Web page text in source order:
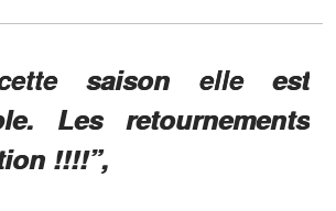
saison elle est
Les retournements
!!!!”,